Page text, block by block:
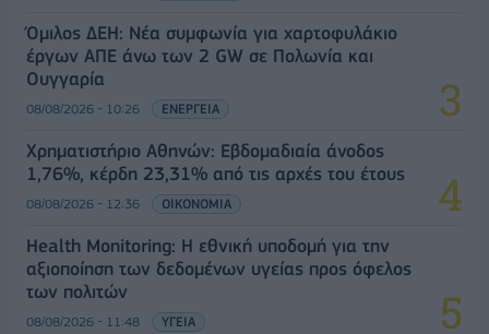
Όμιλος ΔΕΗ: Νέα συμφωνία για χαρτοφυλάκιο
έργων ΑΠΕ άνω των 2 GW σε Πολωνία και
Ουγγαρία
08/08/2026 - 10:26 ΕΝΕΡΓΕΙΑ
Χρηματιστήριο Αθηνών: Εβδομαδιαία άνοδος
1,76%, κέρδη 23,31% από τις αρχές του έτους
08/08/2026 - 12:36 ΟΙΚΟΝΟΜΙΑ
Health Monitoring: Η εθνική υποδομή για την
αξιοποίηση των δεδομένων υγείας προς όφελος
των πολιτών
08/08/2026 - 11:48 ΥΓΕΙΑ